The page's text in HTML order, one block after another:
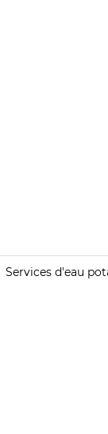
Services d'eau